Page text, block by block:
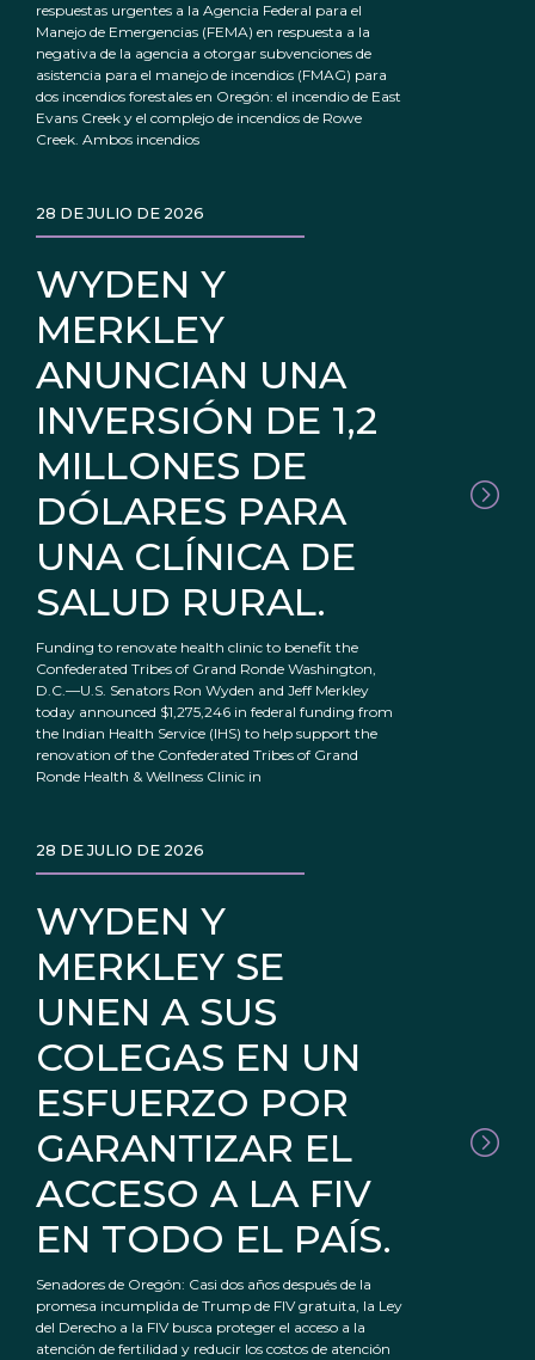
respuestas urgentes a la Agencia Federal para el
Manejo de Emergencias (FEMA) en respuesta a la
negativa de la agencia a otorgar subvenciones de
asistencia para el manejo de incendios (FMAG) para
dos incendios forestales en Oregón: el incendio de East
Evans Creek y el complejo de incendios de Rowe
Creek. Ambos incendios
WYDEN Y
MERKLEY
ANUNCIAN UNA
INVERSIÓN DE 1,2
MILLONES DE
DÓLARES PARA
UNA CLÍNICA DE
SALUD RURAL.
28 DE JULIO DE 2026
Funding to renovate health clinic to benefit the
Confederated Tribes of Grand Ronde Washington,
D.C.—U.S. Senators Ron Wyden and Jeff Merkley
today announced $1,275,246 in federal funding from
the Indian Health Service (IHS) to help support the
renovation of the Confederated Tribes of Grand
Ronde Health & Wellness Clinic in
WYDEN Y
MERKLEY SE
UNEN A SUS
COLEGAS EN UN
ESFUERZO POR
GARANTIZAR EL
ACCESO A LA FIV
EN TODO EL PAÍS.
28 DE JULIO DE 2026
Senadores de Oregón: Casi dos años después de la
promesa incumplida de Trump de FIV gratuita, la Ley
del Derecho a la FIV busca proteger el acceso a la
atención de fertilidad y reducir los costos de atención